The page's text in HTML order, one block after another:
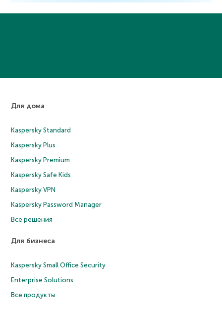
Для дома
Kaspersky Standard
Kaspersky Plus
Kaspersky Premium
Kaspersky Safe Kids
Kaspersky VPN
Kaspersky Password Manager
Все решения
Для бизнеса
Kaspersky Small Office Security
Enterprise Solutions
Все продукты